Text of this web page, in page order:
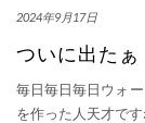
2024年9月17日
ついに出たぁ
毎日毎日毎日ウォ
を作った人天才で